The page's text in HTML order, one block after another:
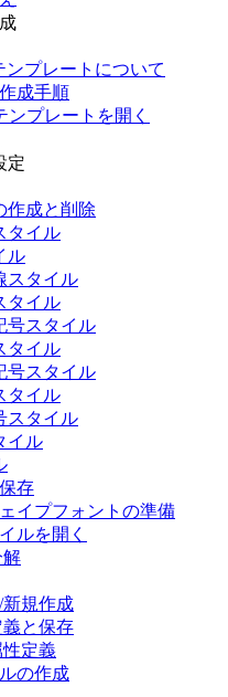
プレートについて
成手順
プレートを開く
定
作成と削除
タイル
ル
スタイル
タイル
号スタイル
タイル
号スタイル
タイル
スタイル
イル
存
イプフォントの準備
ルを開く
解
規作成
と保存
性定義
の作成